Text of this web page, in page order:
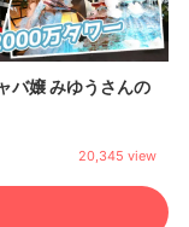
20,345 view
バ嬢 みゆうさんの